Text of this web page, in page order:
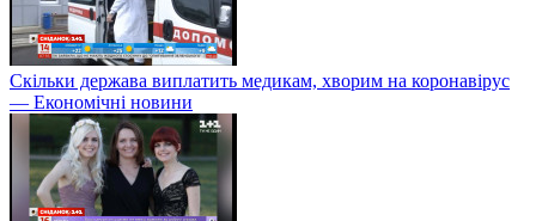
Скільки держава виплатить медикам, хворим на коронавірус
— Економічні новини